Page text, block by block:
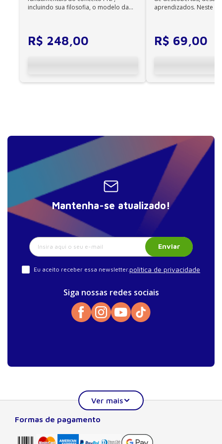
3. Calcificação extraóssea
5. Hipovitaminose D
Seção IIIB – Casos clínicos – casos sobre distúrbios
8. Doença óssea adinâmica
9. Osteomalácia
10. Acúmulo de alumínio no tecido ósseo
11. Doença óssea no transplante renal
Atlas colorido
incluindo sua filosofia, o modelo da
R$ 248,00
aprendizados. Neste
R$ 69,00
Mantenha-se atualizado!
Enviar
Eu aceito receber essa newsletter. política de privacidade
Siga nossas redes sociais
Formas de pagamento